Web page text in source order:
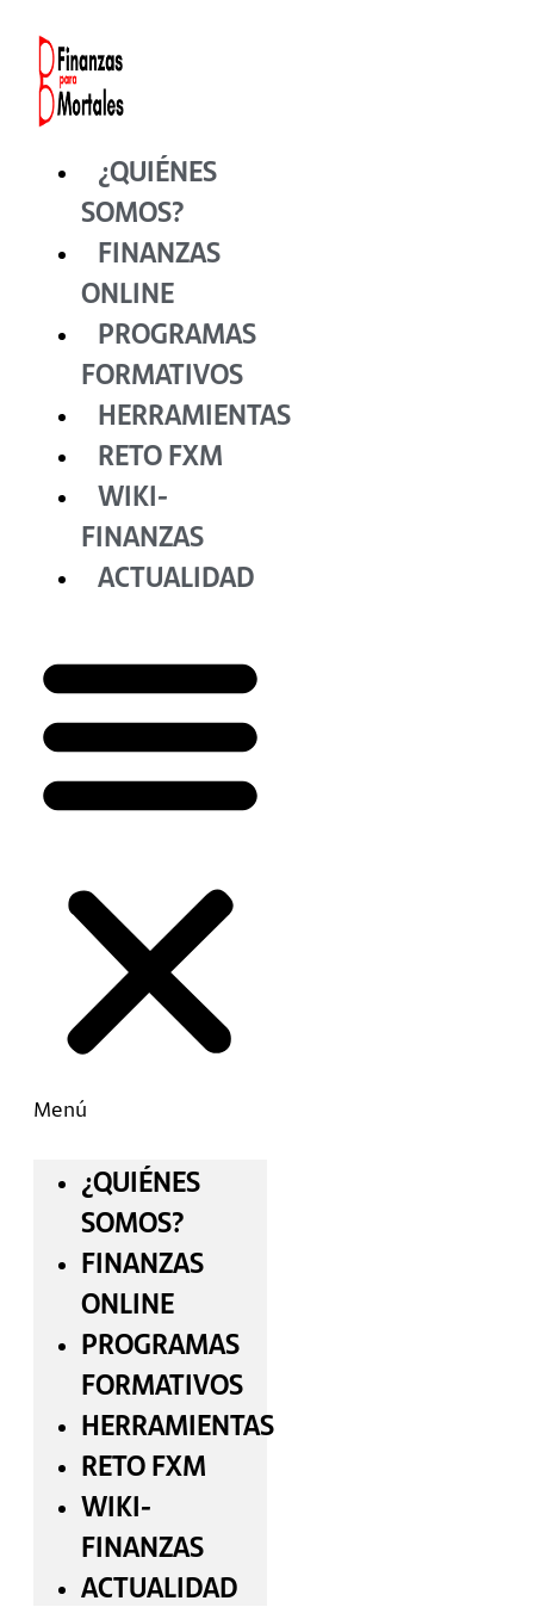
contenido
¿QUIÉNES
SOMOS?
FINANZAS
ONLINE
PROGRAMAS
FORMATIVOS
HERRAMIENTAS
RETO FXM
WIKI-
FINANZAS
ACTUALIDAD
Menú
¿QUIÉNES
SOMOS?
FINANZAS
ONLINE
PROGRAMAS
FORMATIVOS
HERRAMIENTAS
RETO FXM
WIKI-
FINANZAS
ACTUALIDAD